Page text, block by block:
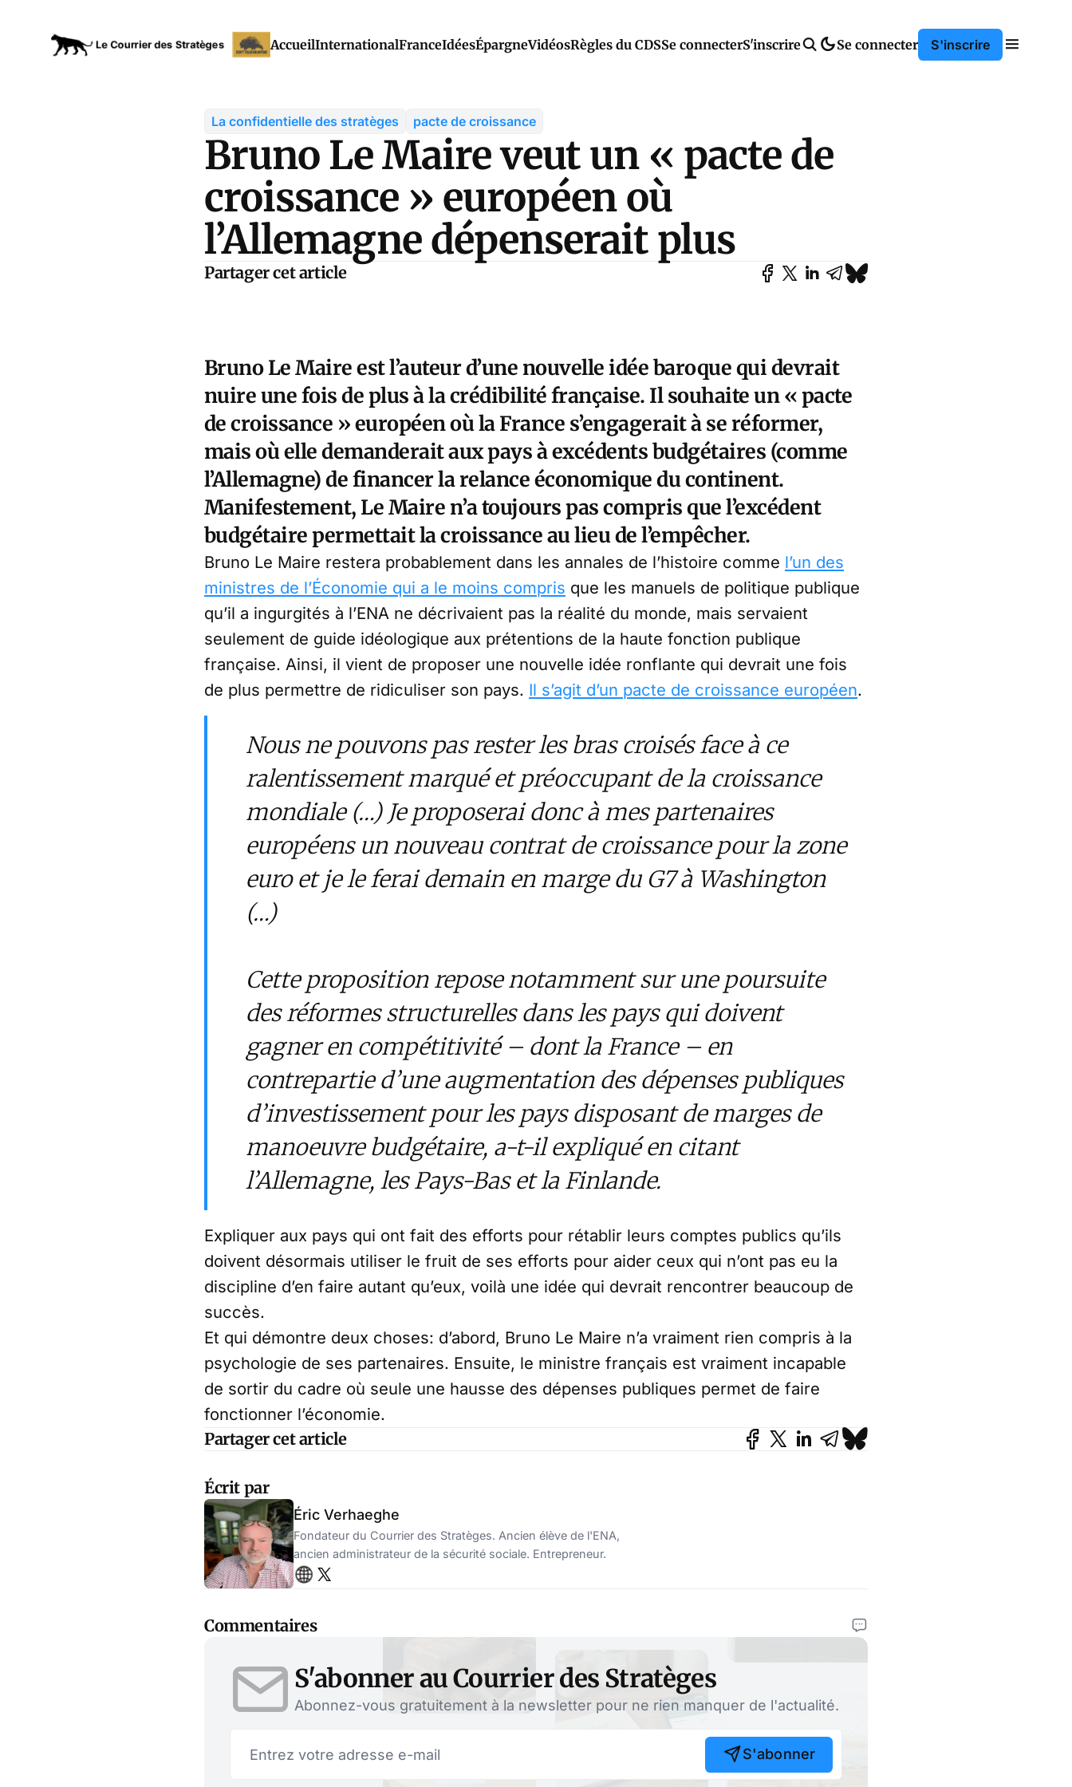
AccueilInternationalFranceIdéesÉpargneVidéosRègles du CDSSe connecterS'inscrire Se connecter S'inscrire
La confidentielle des stratèges pacte de croissance
Bruno Le Maire veut un « pacte de
croissance » européen où
l’Allemagne dépenserait plus
Partager cet article
Bruno Le Maire est l’auteur d’une nouvelle idée baroque qui devrait
nuire une fois de plus à la crédibilité française. Il souhaite un « pacte
de croissance » européen où la France s’engagerait à se réformer,
mais où elle demanderait aux pays à excédents budgétaires (comme
l’Allemagne) de financer la relance économique du continent.
Manifestement, Le Maire n’a toujours pas compris que l’excédent
budgétaire permettait la croissance au lieu de l’empêcher.
Bruno Le Maire restera probablement dans les annales de l’histoire comme l’un des
ministres de l’Économie qui a le moins compris que les manuels de politique publique
qu’il a ingurgités à l’ENA ne décrivaient pas la réalité du monde, mais servaient
seulement de guide idéologique aux prétentions de la haute fonction publique
française. Ainsi, il vient de proposer une nouvelle idée ronflante qui devrait une fois
de plus permettre de ridiculiser son pays. Il s’agit d’un pacte de croissance européen.
Nous ne pouvons pas rester les bras croisés face à ce
ralentissement marqué et préoccupant de la croissance
mondiale (…) Je proposerai donc à mes partenaires
européens un nouveau contrat de croissance pour la zone
euro et je le ferai demain en marge du G7 à Washington
(…)
Cette proposition repose notamment sur une poursuite
des réformes structurelles dans les pays qui doivent
gagner en compétitivité – dont la France – en
contrepartie d’une augmentation des dépenses publiques
d’investissement pour les pays disposant de marges de
manoeuvre budgétaire, a-t-il expliqué en citant
l’Allemagne, les Pays-Bas et la Finlande.
Expliquer aux pays qui ont fait des efforts pour rétablir leurs comptes publics qu’ils
doivent désormais utiliser le fruit de ses efforts pour aider ceux qui n’ont pas eu la
discipline d’en faire autant qu’eux, voilà une idée qui devrait rencontrer beaucoup de
succès.
Et qui démontre deux choses: d’abord, Bruno Le Maire n’a vraiment rien compris à la
psychologie de ses partenaires. Ensuite, le ministre français est vraiment incapable
de sortir du cadre où seule une hausse des dépenses publiques permet de faire
fonctionner l’économie.
Partager cet article
Écrit par
Éric Verhaeghe
Fondateur du Courrier des Stratèges. Ancien élève de l'ENA,
ancien administrateur de la sécurité sociale. Entrepreneur.
Commentaires
S'abonner au Courrier des Stratèges
Abonnez-vous gratuitement à la newsletter pour ne rien manquer de l'actualité.
S'abonner